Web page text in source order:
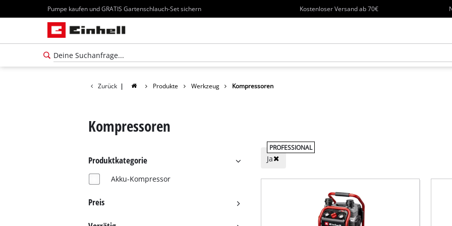
Pumpe kaufen und GRATIS Gartenschlauch-Set sichern Kostenloser Versand ab 70€
Zurück | Produkte Werkzeug Kompressoren
Kompressoren
Produktkategorie
Akku-Kompressor
Preis
PROFESSIONAL
Ja